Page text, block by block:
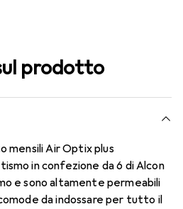
prodotto
mensili Air Optix plus
in confezione da 6 di Alcon
e sono altamente permeabili
da indossare per tutto il